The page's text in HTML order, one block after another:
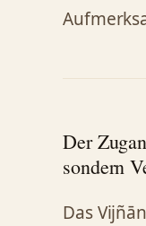
Der
sondern
Das